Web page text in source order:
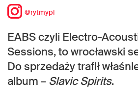
@rytmypl
EABS czyli Electro-
Sessions, to wrocławski
Do sprzedaży trafił
album – Slavic Spirits.